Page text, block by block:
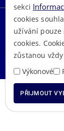
sekci
cookies
užívání
cookies.
zůstanou
Výkonové
PŘIJMOUT